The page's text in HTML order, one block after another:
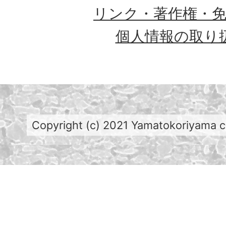
リンク・著作権・
個人情報の取り
Copyright (c) 2021 Yamatokoriyama